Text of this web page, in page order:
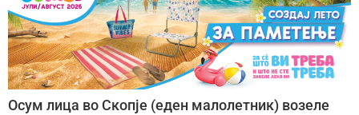
Осум лица во Скопје (еден малолетник) возеле